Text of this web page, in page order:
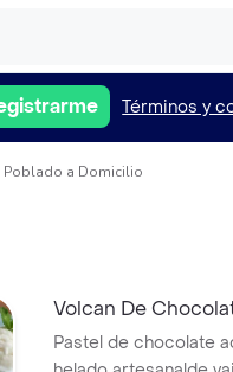
Términos y
Poblado a Domicilio
Volcan De
Pastel de chocolate